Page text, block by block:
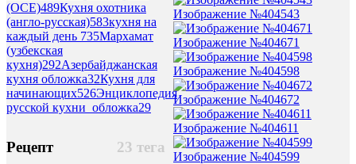
(ОСЕ)489Кухня охотника
(англо-русская)583кухня на
каждый день 735Мархамат
(узбекская
кухня)292Азербайджанская
кухня обложка32Кухня для
начинающих526Энциклопедия
русской кухни_обложка29
23 тега
Рецепт
Изображение №404543
Изображение №404671
Изображение №404598
Изображение №404672
Изображение №404611
Изображение №404599